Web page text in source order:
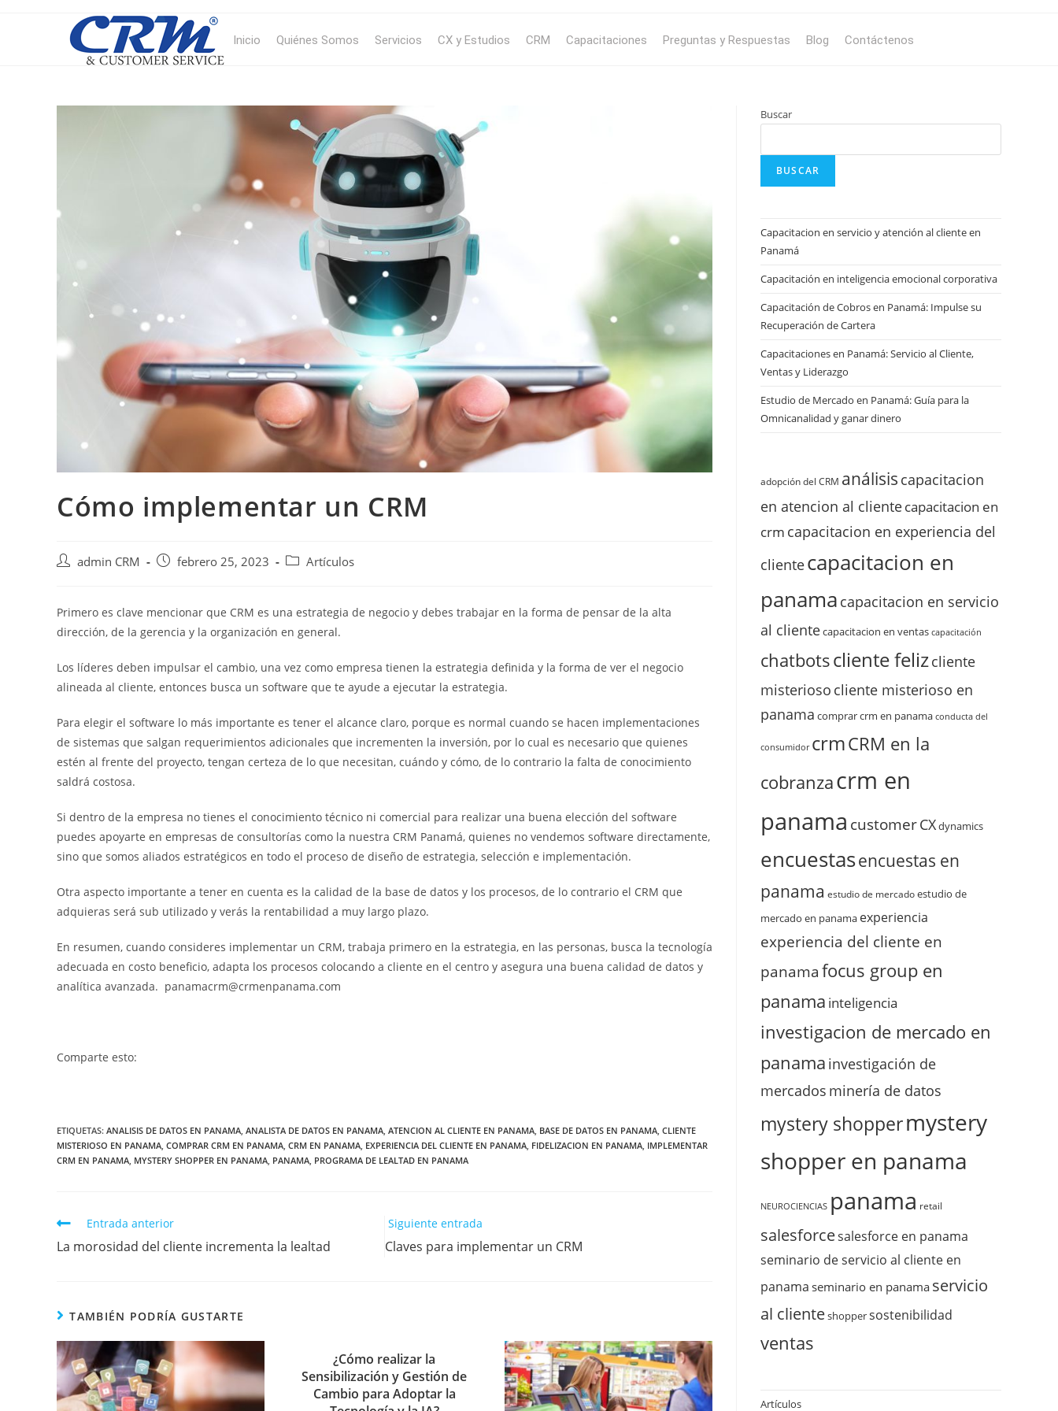
Inicio Quiénes Somos Servicios CX y Estudios CRM Capacitaciones Preguntas y Respuestas Blog Contáctenos
Cómo implementar un CRM
admin CRM febrero 25, 2023 Artículos
Primero es clave mencionar que CRM es una estrategia de negocio y debes trabajar en la forma de pensar de la alta
dirección, de la gerencia y la organización en general.
Los líderes deben impulsar el cambio, una vez como empresa tienen la estrategia definida y la forma de ver el negocio
alineada al cliente, entonces busca un software que te ayude a ejecutar la estrategia.
Para elegir el software lo más importante es tener el alcance claro, porque es normal cuando se hacen implementaciones
de sistemas que salgan requerimientos adicionales que incrementen la inversión, por lo cual es necesario que quienes
estén al frente del proyecto, tengan certeza de lo que necesitan, cuándo y cómo, de lo contrario la falta de conocimiento
saldrá costosa.
Si dentro de la empresa no tienes el conocimiento técnico ni comercial para realizar una buena elección del software
puedes apoyarte en empresas de consultorías como la nuestra CRM Panamá, quienes no vendemos software directamente,
sino que somos aliados estratégicos en todo el proceso de diseño de estrategia, selección e implementación.
Otra aspecto importante a tener en cuenta es la calidad de la base de datos y los procesos, de lo contrario el CRM que
adquieras será sub utilizado y verás la rentabilidad a muy largo plazo.
En resumen, cuando consideres implementar un CRM, trabaja primero en la estrategia, en las personas, busca la tecnología
adecuada en costo beneficio, adapta los procesos colocando a cliente en el centro y asegura una buena calidad de datos y
analítica avanzada. panamacrm@crmenpanama.com
Comparte esto:
ETIQUETAS: ANALISIS DE DATOS EN PANAMA ANALISTA DE DATOS EN PANAMA ATENCION AL CLIENTE EN PANAMA BASE DE DATOS EN PANAMA CLIENTE
MISTERIOSO EN PANAMA COMPRAR CRM EN PANAMA CRM EN PANAMA EXPERIENCIA DEL CLIENTE EN PANAMA FIDELIZACION EN PANAMA IMPLEMENTAR
CRM EN PANAMA MYSTERY SHOPPER EN PANAMA PANAMA PROGRAMA DE LEALTAD EN PANAMA
Entrada anterior
La morosidad del cliente incrementa la lealtad
Siguiente entrada
Claves para implementar un CRM
TAMBIÉN PODRÍA GUSTARTE
¿Cómo realizar la
Sensibilización y Gestión de
Cambio para Adoptar la
Buscar
BUSCAR
Capacitacion en servicio y atención al cliente en
Panamá
Capacitación en inteligencia emocional corporativa
Capacitación de Cobros en Panamá: Impulse su
Recuperación de Cartera
Capacitaciones en Panamá: Servicio al Cliente,
Ventas y Liderazgo
Estudio de Mercado en Panamá: Guía para la
Omnicanalidad y ganar dinero
adopción del CRM análisis capacitacion
en atencion al clientecapacitacion en
crm capacitacion en experiencia del
clientecapacitacion en
panama capacitacion en servicio
al clientecapacitacion en ventas capacitación
chatbotscliente felizcliente
misterioso cliente misterioso en
panama comprar crm en panama conducta del
consumidor crmCRM en la
cobranzacrm en
panama customerCXdynamics
encuestasencuestas en
panama estudio de mercadoestudio de
mercado en panama experiencia
experiencia del cliente en
panamafocus group en
panama inteligencia
investigacion de mercado en
panama investigación de
mercados minería de datos
mystery shoppermystery
shopper en panama
NEUROCIENCIAS panama retail
salesforcesalesforce en panama
seminario de servicio al cliente en
panama seminario en panama servicio
al clienteshoppersostenibilidad
ventas
Artículos